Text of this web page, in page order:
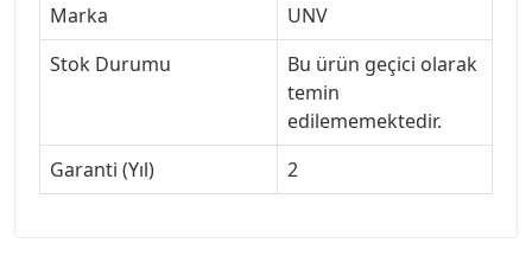
Marka
UNV
Stok Durumu
Bu ürün geçici olarak
temin
edilememektedir.
Garanti (Yıl)
2